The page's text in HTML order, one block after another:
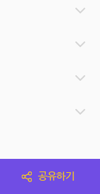
공유하기